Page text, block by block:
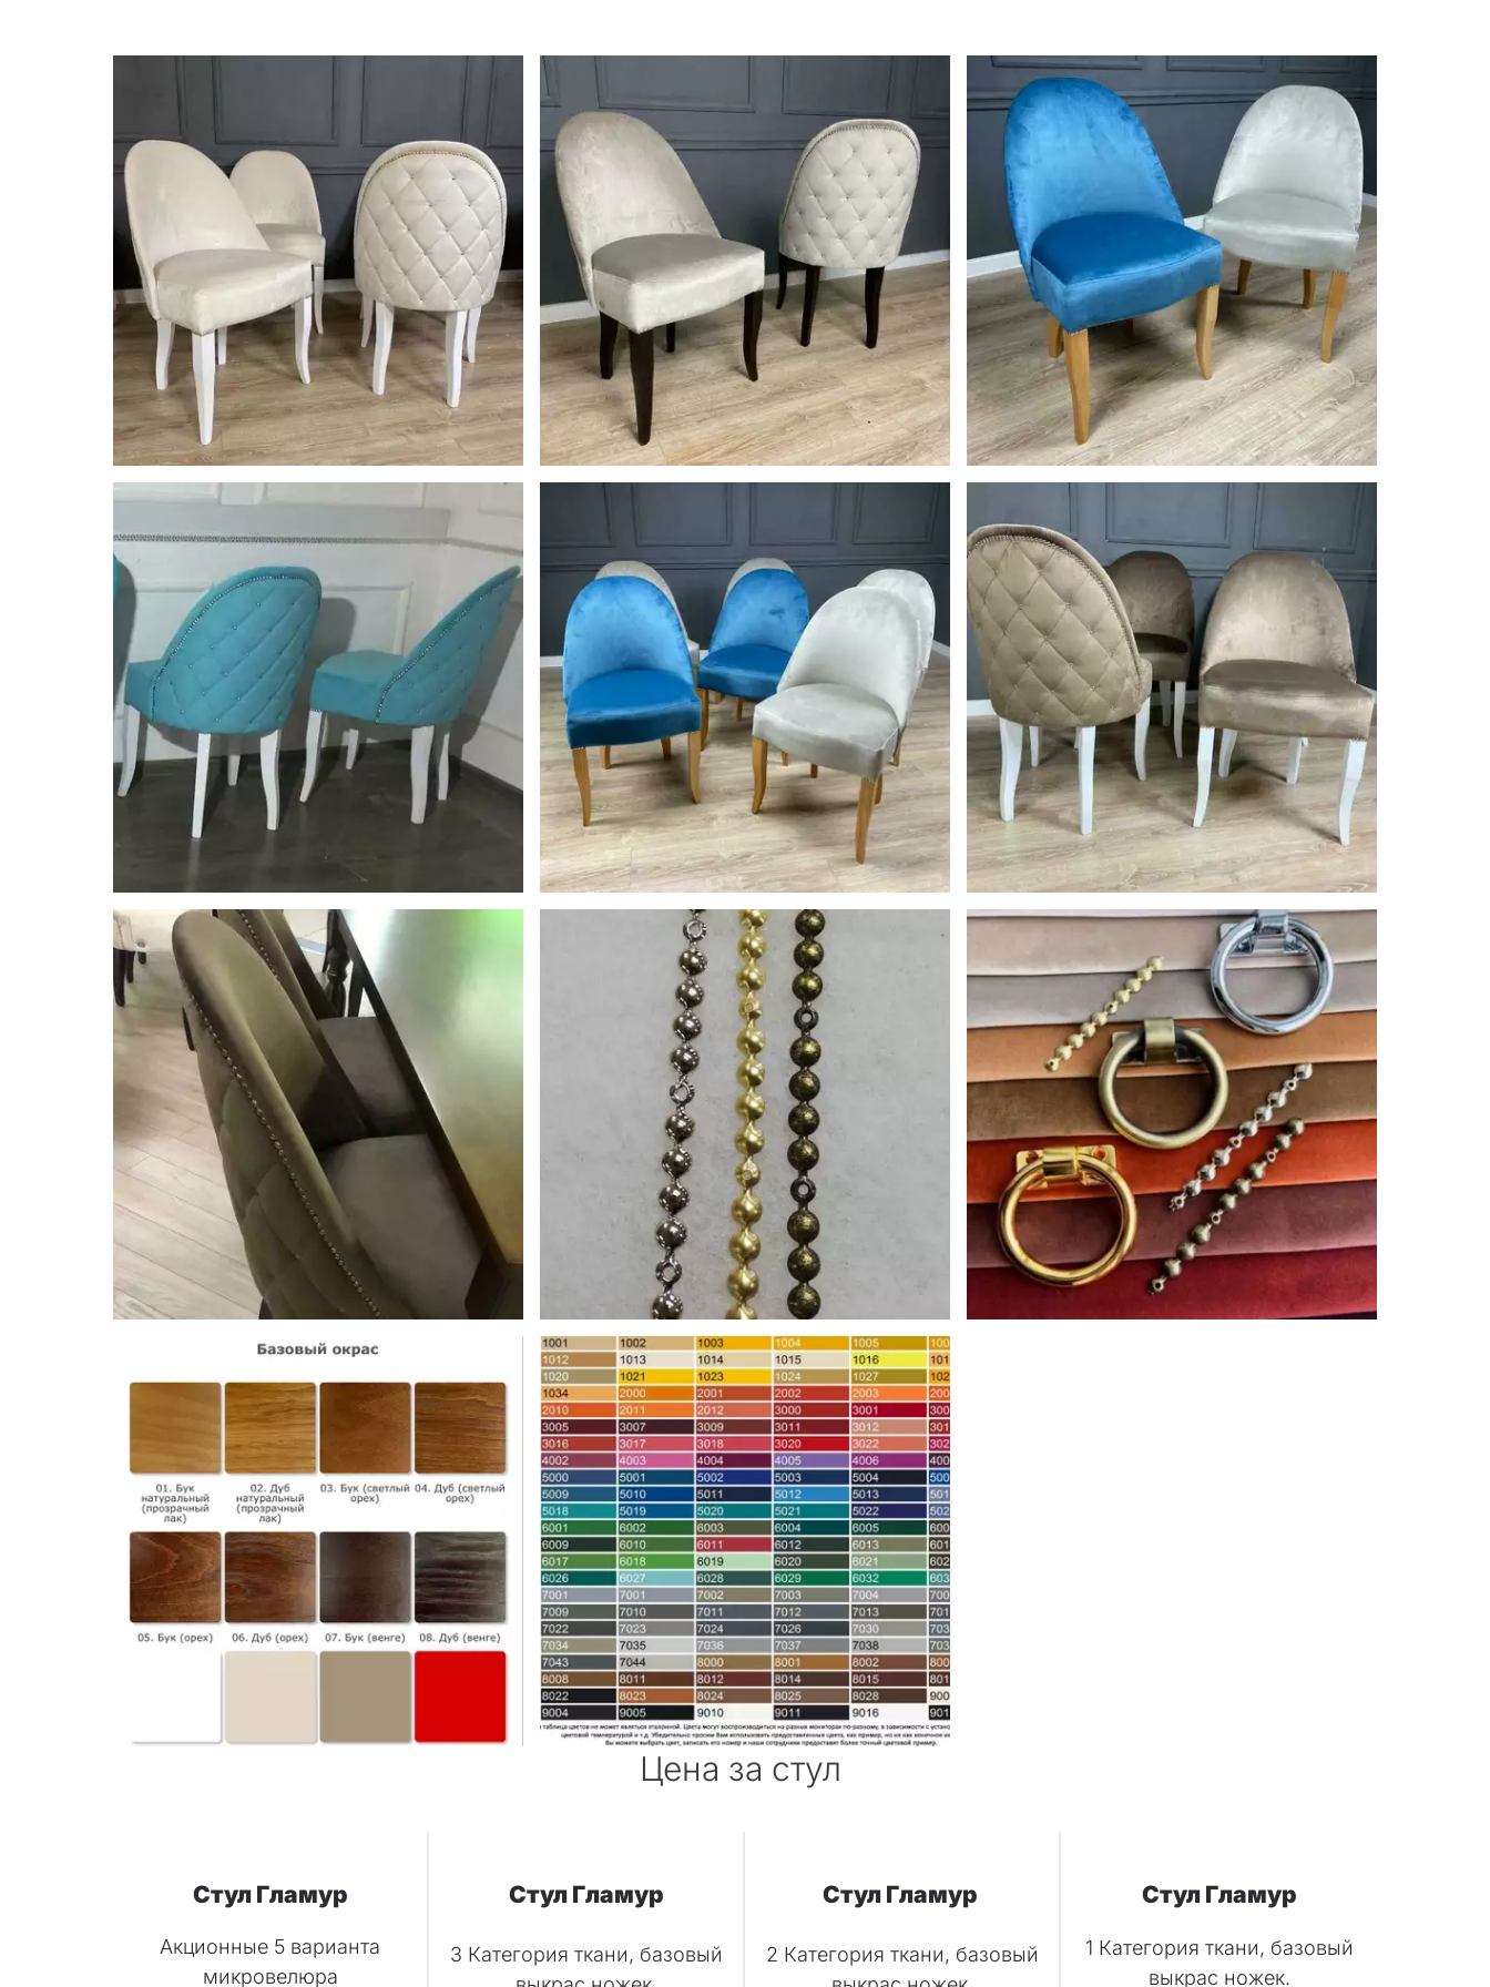
Цена за стул
Стул Гламур
Акционные 5 варианта
микровелюра
Стул Гламур
3 Категория ткани, базовый
Стул Гламур
2 Категория ткани, базовый
Стул Гламур
1 Категория ткани, базовый
выкрас ножек.